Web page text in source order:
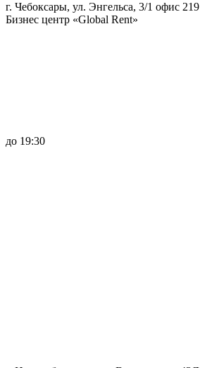
г. Чебоксары, ул. Энгельса, 3/1 офис 219
Бизнес центр «Global Rent»
до 19:30